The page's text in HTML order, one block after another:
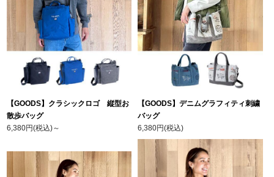
【GOODS】クラシックロゴ 縦型お
散歩バッグ
6,380円(税込)～
【GOODS】デニムグラフィティ刺繍
バッグ
6,380円(税込)